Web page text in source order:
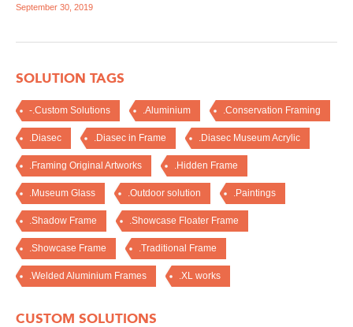
September 30, 2019
SOLUTION TAGS
-.Custom Solutions .Aluminium .Conservation Framing
.Diasec .Diasec in Frame .Diasec Museum Acrylic
.Framing Original Artworks .Hidden Frame
.Museum Glass .Outdoor solution .Paintings
.Shadow Frame .Showcase Floater Frame
.Showcase Frame .Traditional Frame
.Welded Aluminium Frames .XL works
CUSTOM SOLUTIONS